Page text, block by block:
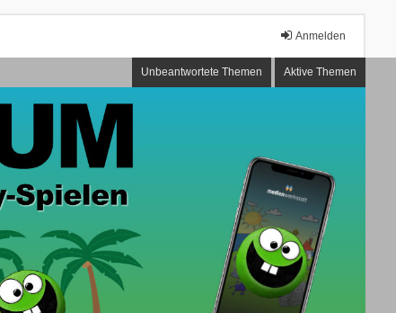
Anmelden
Unbeantwortete Themen Aktive Themen